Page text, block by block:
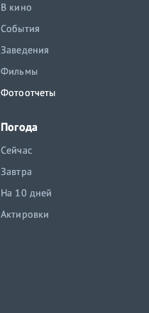
В кино
События
Заведения
Фильмы
Фотоотчеты
Погода
Сейчас
Завтра
На 10 дней
Актировки